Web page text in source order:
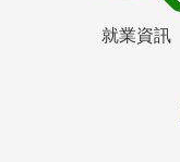
就業資訊